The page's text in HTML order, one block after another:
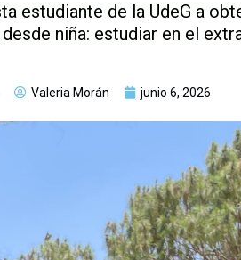
estudiante de la UdeG a
niña: estudiar en el
Valeria Morán junio 6, 2026